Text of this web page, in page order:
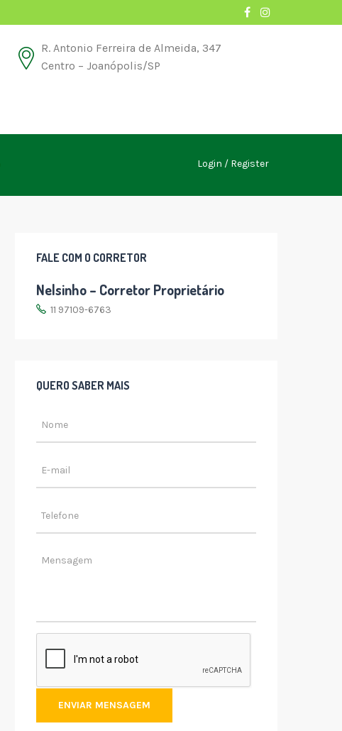
R. Antonio Ferreira de Almeida, 347
Centro – Joanópolis/SP
Login Register
FALE COM O CORRETOR
Nelsinho – Corretor Proprietário
11 97109-6763
QUERO SABER MAIS
ENVIAR MENSAGEM